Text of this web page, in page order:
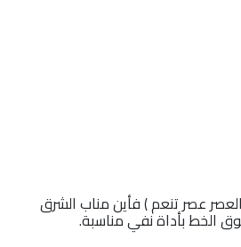
عصر تنعم ) فأين مناب الشرق
الخط بأداة نفي مناسبة.